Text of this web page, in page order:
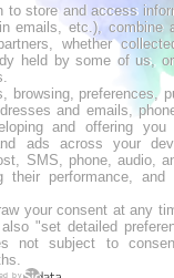
to store and access
emails, etc.), combine
whether
held by some of us,
browsing, preferences,
and emails,
and offering you
ads across your
SMS, phone, audio,
their performance, and
your consent at any
also "set detailed
not subject to
by